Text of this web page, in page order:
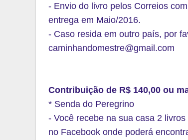
- Envio do livro pelos Correios
entrega em Maio/2016.
- Caso resida em outro país, por
caminhandomestre@gmail.com
Contribuição de R$ 140,00 ou
* Senda do Peregrino
- Você recebe na sua casa 2
no Facebook onde poderá